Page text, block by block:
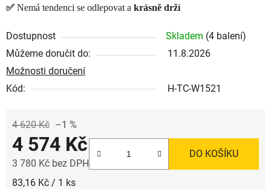
✅ Nemá tendenci se odlepovat a krásně drží
Dostupnost Skladem (4 balení)
Můžeme doručit do:
11.8.2026
Možnosti doručení
Kód:
H-TC-W1521
4 620 Kč –1 %
4 574 Kč
3 780 Kč bez DPH
Měrná cena:
83,16 Kč / 1 ks
DO KOŠÍKU